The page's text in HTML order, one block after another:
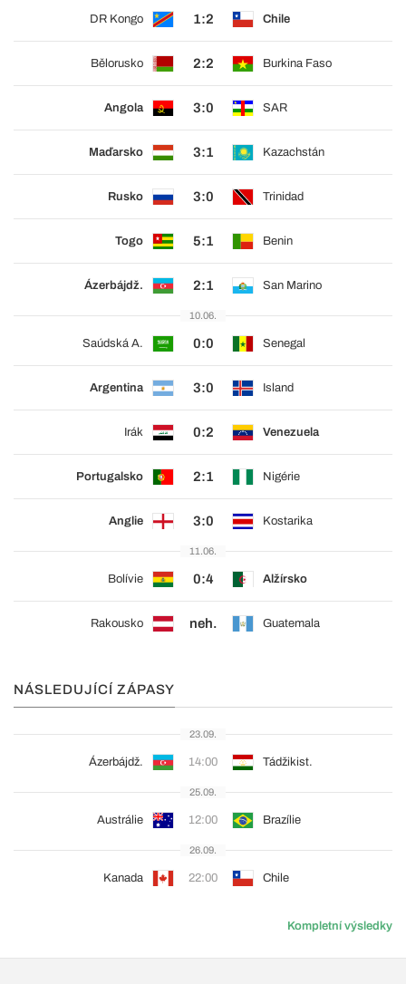
DR Kongo 1:2 Chile
Bělorusko 2:2 Burkina Faso
Angola 3:0 SAR
Maďarsko 3:1 Kazachstán
Rusko 3:0 Trinidad
Togo 5:1 Benin
Ázerbájdž. 2:1 San Marino
10.06.
Saúdská A. 0:0 Senegal
Argentina 3:0 Island
Irák 0:2 Venezuela
Portugalsko 2:1 Nigérie
Anglie 3:0 Kostarika
11.06.
Bolívie 0:4 Alžírsko
Rakousko neh. Guatemala
NÁSLEDUJÍCÍ ZÁPASY
23.09.
Ázerbájdž. 14:00 Tádžikist.
25.09.
Austrálie 12:00 Brazílie
26.09.
Kanada 22:00 Chile
Kompletní výsledky